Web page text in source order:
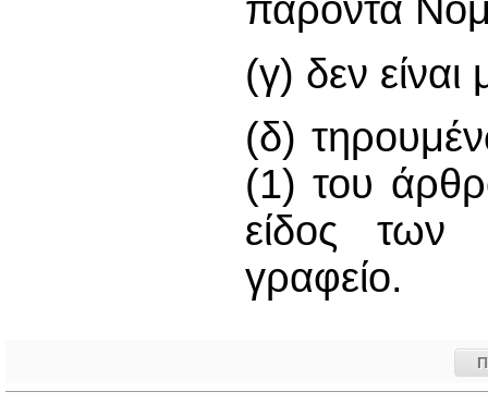
παρόντα
(γ) δεν είναι
(δ)
(1) του
είδος των
γραφείο.